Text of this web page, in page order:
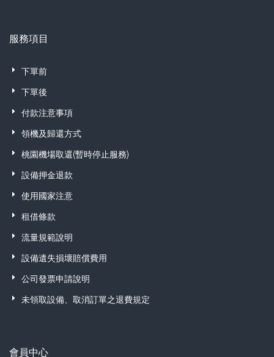
服務項目
下單前
下單後
付款注意事項
領機及歸還方式
桃園機場取還(暫時停止服務)
設備押金退款
使用國家注意
租借條款
流量規範說明
設備遺失損壞賠償費用
公司發票申請說明
未領取設備、取消訂單之退費規定
會員中心